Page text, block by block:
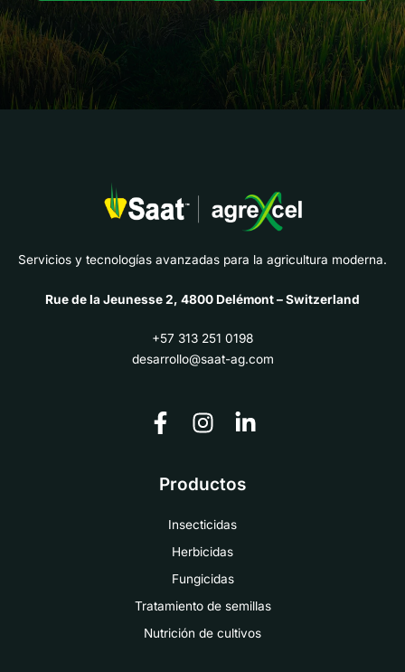
Servicios y tecnologías avanzadas para la agricultura moderna.
Rue de la Jeunesse 2, 4800 Delémont – Switzerland
+57 313 251 0198
desarrollo@saat-ag.com
Productos
Insecticidas
Herbicidas
Fungicidas
Tratamiento de semillas
Nutrición de cultivos